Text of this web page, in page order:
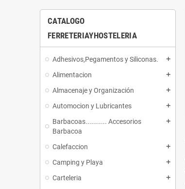
CATALOGO
FERRETERIAYHOSTELERIA
Adhesivos,Pegamentos y Siliconas. add
Alimentacion add
Almacenaje y Organización add
Automocion y Lubricantes add
Barbacoas........... Accesorios
Barbacoa
add
Calefaccion add
Camping y Playa add
Carteleria add